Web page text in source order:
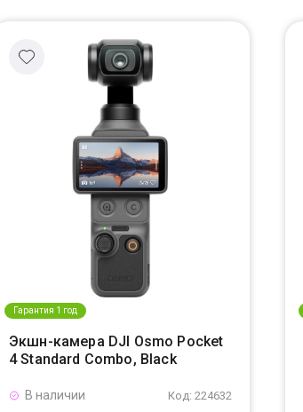
Гарантия 1 год
Экшн-камера DJI Osmo Pocket
4 Standard Combo, Black
Код: 224632
В наличии